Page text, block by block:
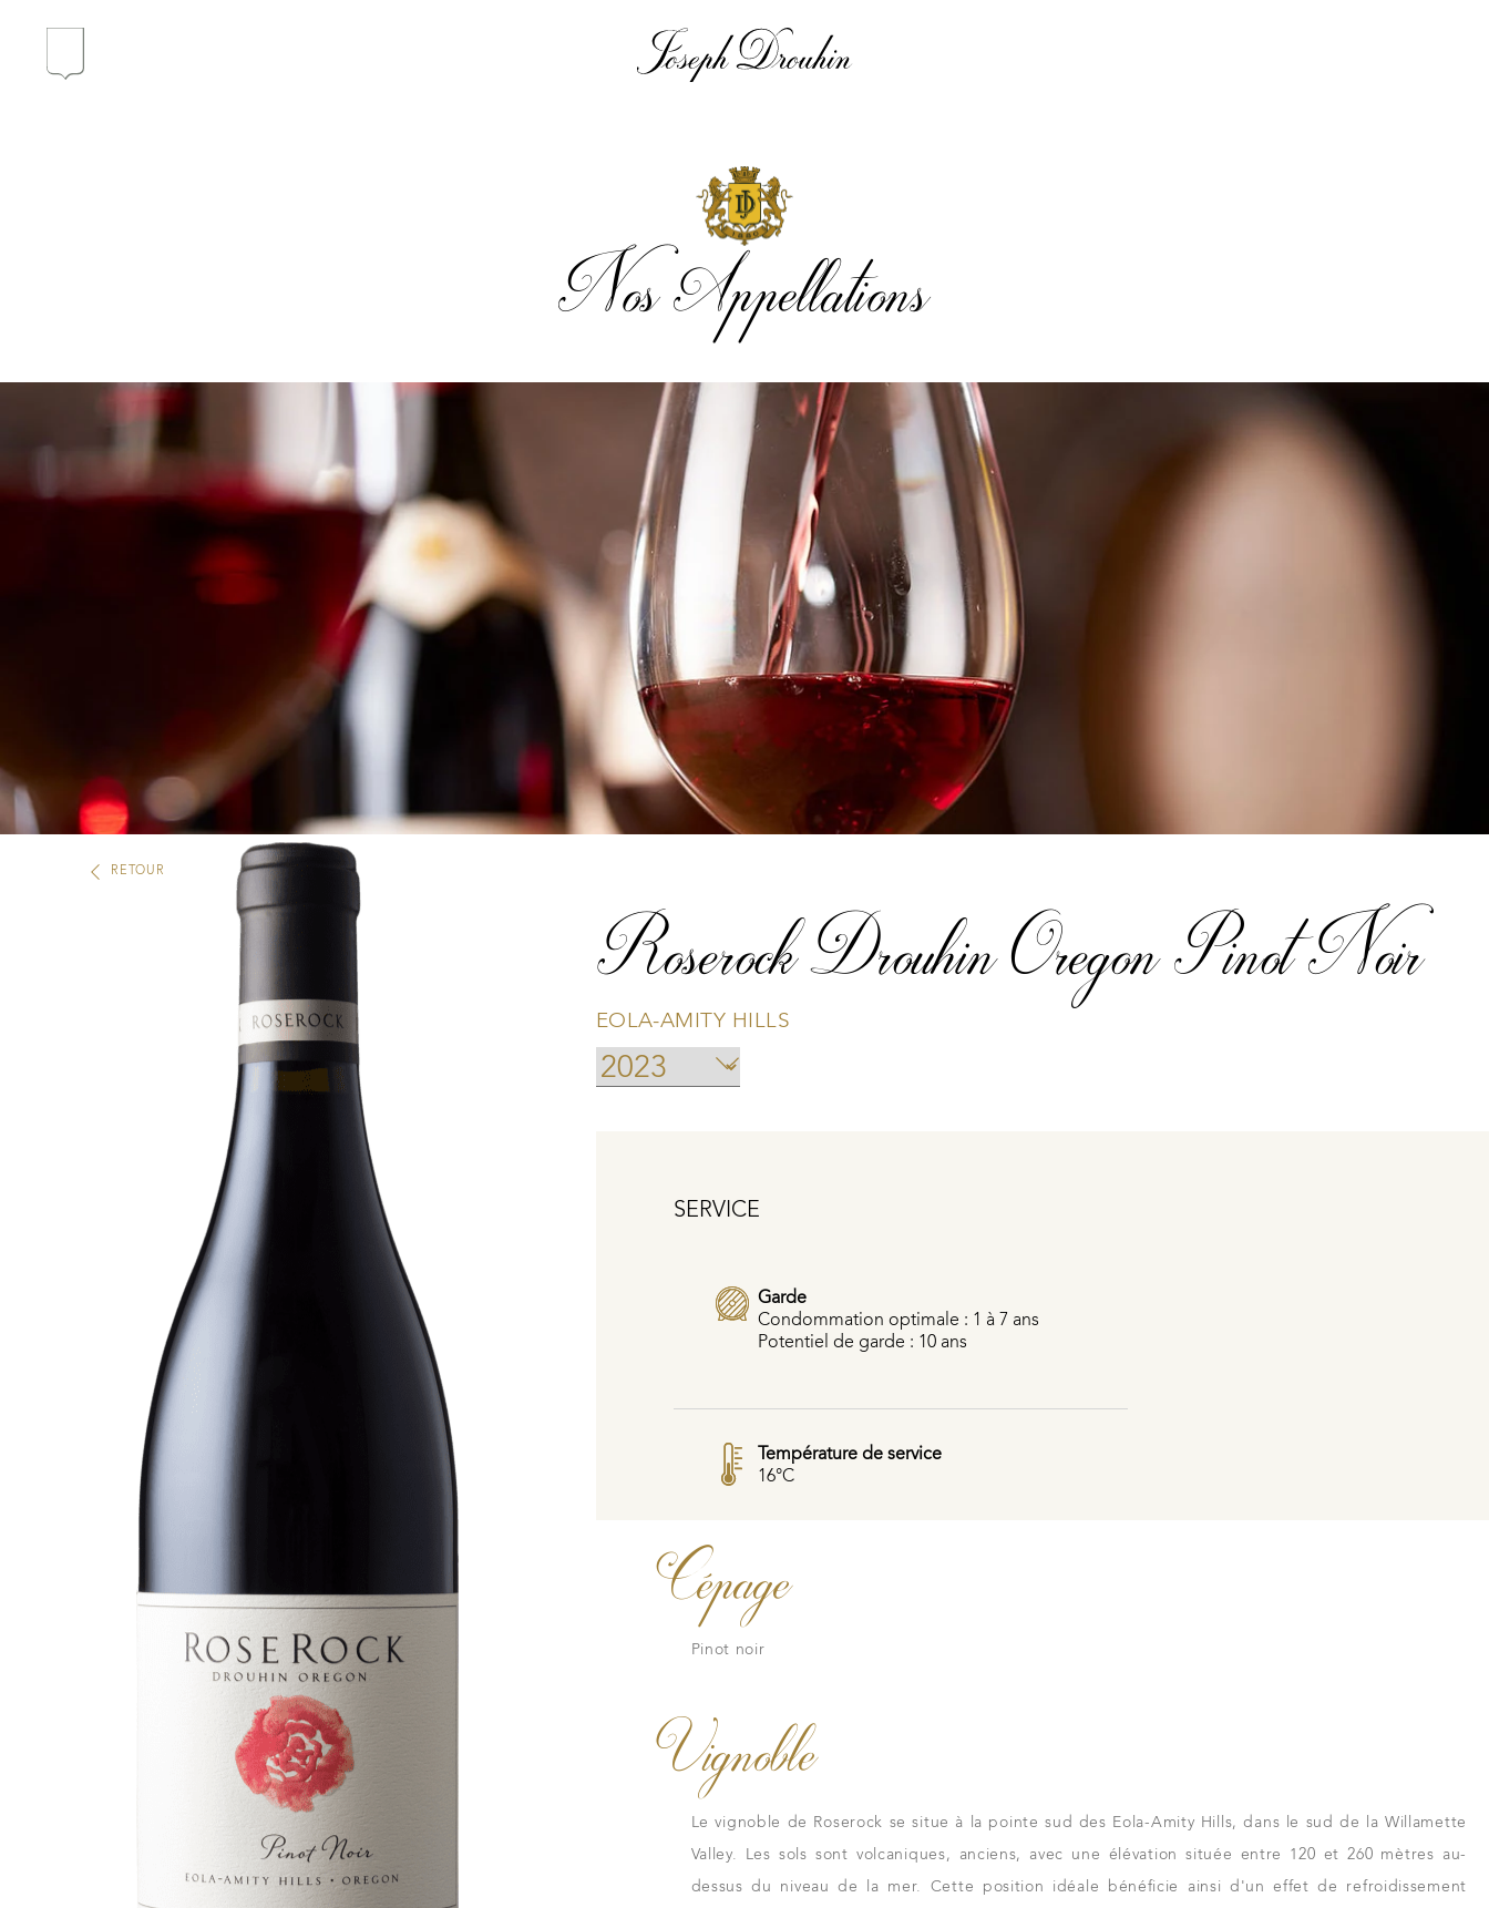
Pionniers en Oregon
Des Climats qui font rêver
Nos vignes, une attention de tous les instants
Hospices de Beaune, une autre tradition familiale
Histoire de la Bourgogne à travers nos lieux de
mémoire
Nos distributeurs et revendeurs
Notre boutique à Beaune
Nos Appellations
RETOUR
Roserock Drouhin Oregon Pinot Noir
EOLA-AMITY HILLS
SERVICE
Garde
Condommation optimale : 1 à 7 ans
Potentiel de garde : 10 ans
Température de service
16°C
Cépage
Pinot noir
Vignoble
Le vignoble de Roserock se situe à la pointe sud des Eola-Amity Hills, dans le sud de la Willamette
Valley. Les sols sont volcaniques, anciens, avec une élévation située entre 120 et 260 mètres au-
dessus du niveau de la mer. Cette position idéale bénéficie ainsi d'un effet de refroidissement